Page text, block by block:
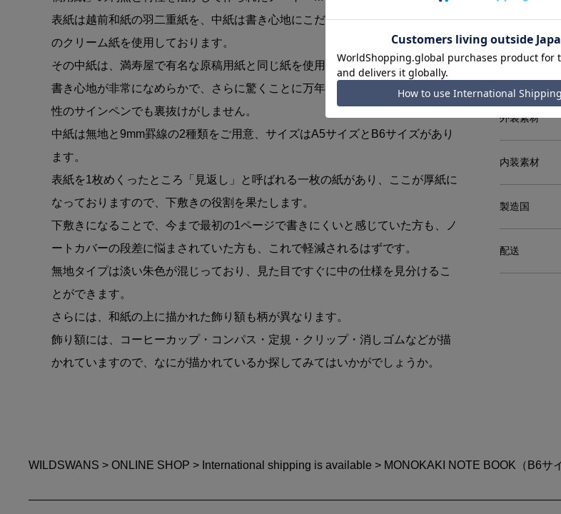
表紙は越前和紙の羽二重紙を、中紙は書き心地にこだわった満寿屋オリジナル
のクリーム紙を使用しております。
その中紙は、満寿屋で有名な原稿用紙と同じ紙を使用しております。
書き心地が非常になめらかで、さらに驚くことに万年筆はもちろんのこと、水
性のサインペンでも裏抜けがしません。
中紙は無地と9mm罫線の2種類をご用意、サイズはA5サイズとB6サイズがあり
ます。
表紙を1枚めくったところ「見返し」と呼ばれる一枚の紙があり、ここが厚紙に
なっておりますので、下敷きの役割を果たします。
下敷きになることで、今まで最初の1ページで書きにくいと感じていた方も、ノ
ートカバーの段差に悩まされていた方も、これで軽減されるはずです。
無地タイプは淡い朱色が混じっており、見た目ですぐに中の仕様を見分けるこ
とができます。
さらには、和紙の上に描かれた飾り額も柄が異なります。
飾り額には、コーヒーカップ・コンパス・定規・クリップ・消しゴムなどが描
かれていますので、なにが描かれているか探してみてはいかがでしょうか。
外装素材
内装素材
製造国
配送
WILDSWANS > ONLINE SHOP > International shipping is available > MONOKAKI NOTE BOOK（B6サ